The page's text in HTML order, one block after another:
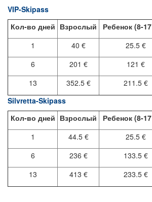
VIP-Skipass
Кол-во дней Взрослый Ребенок (8-
1
40 € 25.5 €
6
201 € 121 €
13
352.5 € 211.5 €
Silvretta-Skipass
Кол-во дней Взрослый Ребенок (8-
1
44.5 € 25.5 €
6
236 € 133.5 €
13
413 € 233.5 €